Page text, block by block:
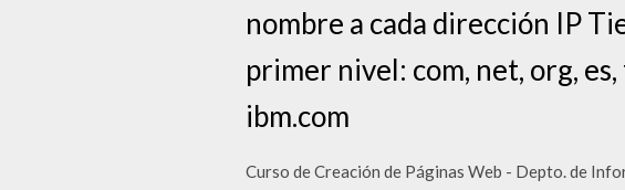
nombre a cada dirección IP
primer nivel: com, net, org,
ibm.com
Curso de Creación de Páginas Web - Depto. de